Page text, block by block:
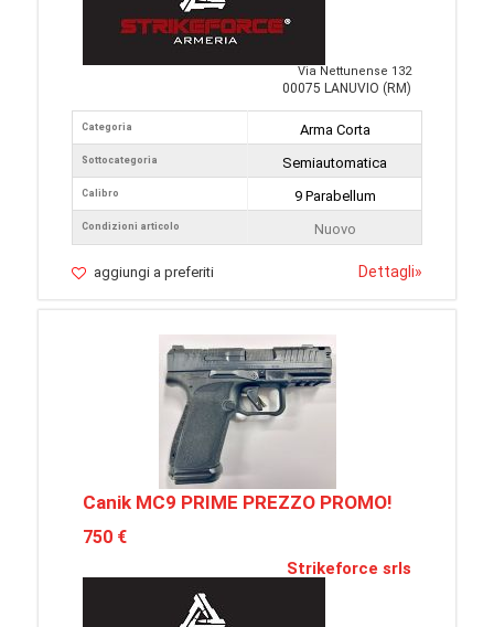
Via Nettunense 132
00075 LANUVIO (RM)
Categoria
Sottocategoria
Calibro
Condizioni articolo
Arma Corta
Semiautomatica
9 Parabellum
Nuovo
aggiungi a preferiti Dettagli»
Canik MC9 PRIME PREZZO PROMO!
750 €
Strikeforce srls